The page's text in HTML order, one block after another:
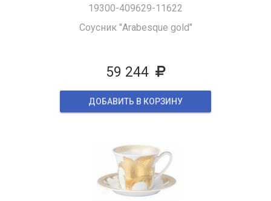
19300-409629-11622
Соусник "Arabesque gold"
59 244
ДОБАВИТЬ В КОРЗИНУ